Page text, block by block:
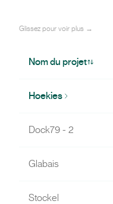
Glissez pour voir plus →
Nom du projet
Hoekies
Dock79 - 2
Glabais
Stockel